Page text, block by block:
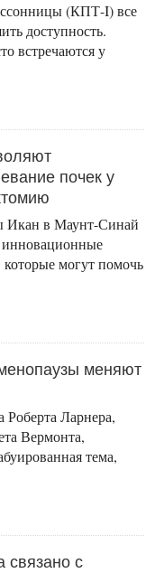
(КПТ-I) все
доступность.
встречаются у
почек у
Икан в Маунт-Синай
инновационные
которые могут помочь
меняют
Ларнера,
Вермонта,
тема,
связано с